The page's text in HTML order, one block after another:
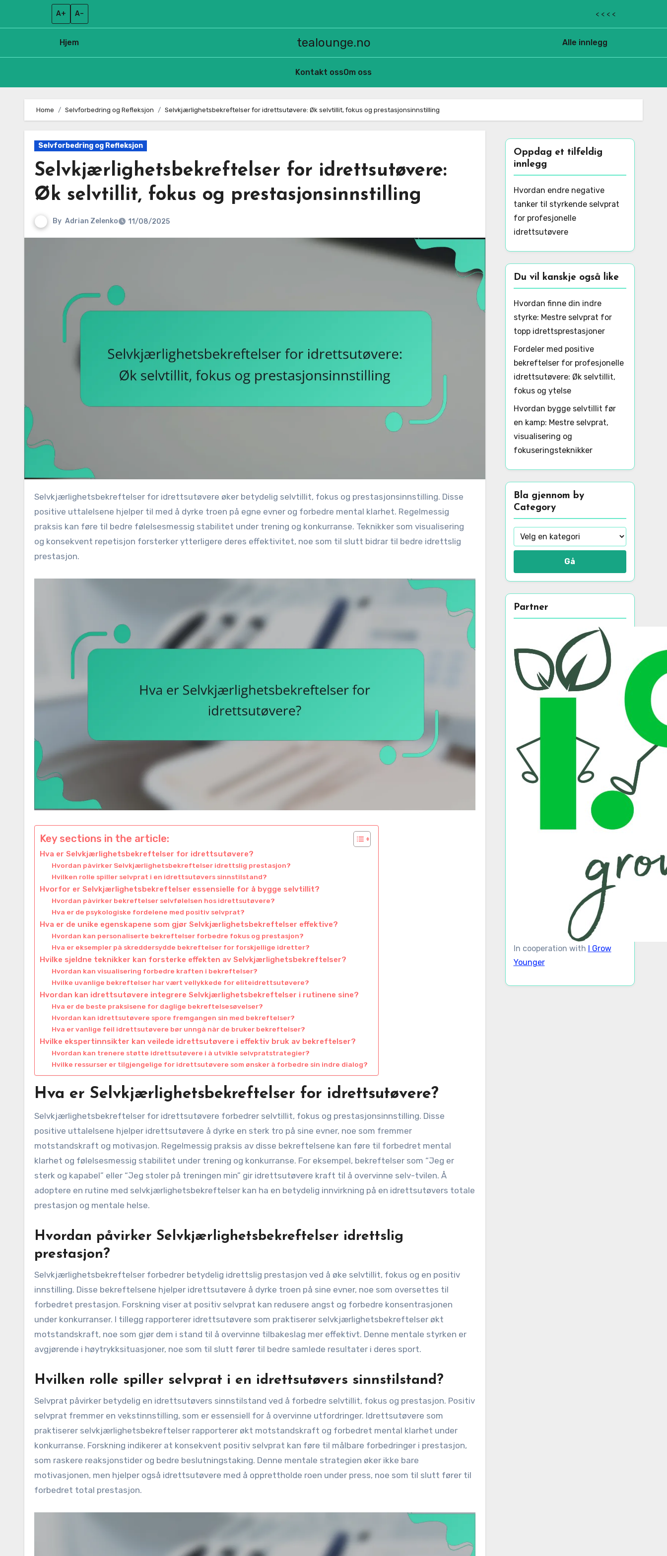
A+ A– < < < <
Hjem tealounge.no Alle innlegg
Kontakt ossOm oss
content
Home Selvforbedring og Refleksjon Selvkjærlighetsbekreftelser for idrettsutøvere: Øk selvtillit, fokus og prestasjonsinnstilling
Selvforbedring og Refleksjon
Selvkjærlighetsbekreftelser for idrettsutøvere:
Øk selvtillit, fokus og prestasjonsinnstilling
By Adrian Zelenko 11/08/2025
Selvkjærlighetsbekreftelser for idrettsutøvere øker betydelig selvtillit, fokus og prestasjonsinnstilling. Disse
positive uttalelsene hjelper til med å dyrke troen på egne evner og forbedre mental klarhet. Regelmessig
praksis kan føre til bedre følelsesmessig stabilitet under trening og konkurranse. Teknikker som visualisering
og konsekvent repetisjon forsterker ytterligere deres effektivitet, noe som til slutt bidrar til bedre idrettslig
prestasjon.
Key sections in the article:
Hva er Selvkjærlighetsbekreftelser for idrettsutøvere?
Hvordan påvirker Selvkjærlighetsbekreftelser idrettslig prestasjon?
Hvilken rolle spiller selvprat i en idrettsutøvers sinnstilstand?
Hvorfor er Selvkjærlighetsbekreftelser essensielle for å bygge selvtillit?
Hvordan påvirker bekreftelser selvfølelsen hos idrettsutøvere?
Hva er de psykologiske fordelene med positiv selvprat?
Hva er de unike egenskapene som gjør Selvkjærlighetsbekreftelser effektive?
Hvordan kan personaliserte bekreftelser forbedre fokus og prestasjon?
Hva er eksempler på skreddersydde bekreftelser for forskjellige idretter?
Hvilke sjeldne teknikker kan forsterke effekten av Selvkjærlighetsbekreftelser?
Hvordan kan visualisering forbedre kraften i bekreftelser?
Hvilke uvanlige bekreftelser har vært vellykkede for eliteidrettsutøvere?
Hvordan kan idrettsutøvere integrere Selvkjærlighetsbekreftelser i rutinene sine?
Hva er de beste praksisene for daglige bekreftelsesøvelser?
Hvordan kan idrettsutøvere spore fremgangen sin med bekreftelser?
Hva er vanlige feil idrettsutøvere bør unngå når de bruker bekreftelser?
Hvilke ekspertinnsikter kan veilede idrettsutøvere i effektiv bruk av bekreftelser?
Hvordan kan trenere støtte idrettsutøvere i å utvikle selvpratstrategier?
Hvilke ressurser er tilgjengelige for idrettsutøvere som ønsker å forbedre sin indre dialog?
Hva er Selvkjærlighetsbekreftelser for idrettsutøvere?
Selvkjærlighetsbekreftelser for idrettsutøvere forbedrer selvtillit, fokus og prestasjonsinnstilling. Disse
positive uttalelsene hjelper idrettsutøvere å dyrke en sterk tro på sine evner, noe som fremmer
motstandskraft og motivasjon. Regelmessig praksis av disse bekreftelsene kan føre til forbedret mental
klarhet og følelsesmessig stabilitet under trening og konkurranse. For eksempel, bekreftelser som “Jeg er
sterk og kapabel” eller “Jeg stoler på treningen min” gir idrettsutøvere kraft til å overvinne selv-tvilen. Å
adoptere en rutine med selvkjærlighetsbekreftelser kan ha en betydelig innvirkning på en idrettsutøvers totale
prestasjon og mentale helse.
Hvordan påvirker Selvkjærlighetsbekreftelser idrettslig
prestasjon?
Selvkjærlighetsbekreftelser forbedrer betydelig idrettslig prestasjon ved å øke selvtillit, fokus og en positiv
innstilling. Disse bekreftelsene hjelper idrettsutøvere å dyrke troen på sine evner, noe som oversettes til
forbedret prestasjon. Forskning viser at positiv selvprat kan redusere angst og forbedre konsentrasjonen
under konkurranser. I tillegg rapporterer idrettsutøvere som praktiserer selvkjærlighetsbekreftelser økt
motstandskraft, noe som gjør dem i stand til å overvinne tilbakeslag mer effektivt. Denne mentale styrken er
avgjørende i høytrykksituasjoner, noe som til slutt fører til bedre samlede resultater i deres sport.
Hvilken rolle spiller selvprat i en idrettsutøvers sinnstilstand?
Selvprat påvirker betydelig en idrettsutøvers sinnstilstand ved å forbedre selvtillit, fokus og prestasjon. Positiv
selvprat fremmer en vekstinnstilling, som er essensiell for å overvinne utfordringer. Idrettsutøvere som
praktiserer selvkjærlighetsbekreftelser rapporterer økt motstandskraft og forbedret mental klarhet under
konkurranse. Forskning indikerer at konsekvent positiv selvprat kan føre til målbare forbedringer i prestasjon,
som raskere reaksjonstider og bedre beslutningstaking. Denne mentale strategien øker ikke bare
motivasjonen, men hjelper også idrettsutøvere med å opprettholde roen under press, noe som til slutt fører til
forbedret total prestasjon.
Oppdag et tilfeldig
innlegg
Hvordan endre negative
tanker til styrkende selvprat
for profesjonelle
idrettsutøvere
Du vil kanskje også like
Hvordan finne din indre
styrke: Mestre selvprat for
topp idrettsprestasjoner
Fordeler med positive
bekreftelser for profesjonelle
idrettsutøvere: Øk selvtillit,
fokus og ytelse
Hvordan bygge selvtillit før
en kamp: Mestre selvprat,
visualisering og
fokuseringsteknikker
Bla gjennom by
Category
Gå
Partner
In cooperation with I Grow
Younger